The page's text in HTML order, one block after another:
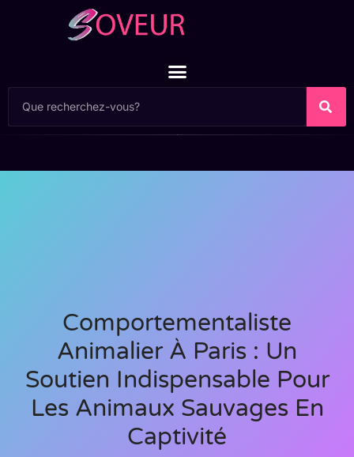
Comportementaliste
Animalier À Paris : Un
Soutien Indispensable Pour
Les Animaux Sauvages En
Captivité